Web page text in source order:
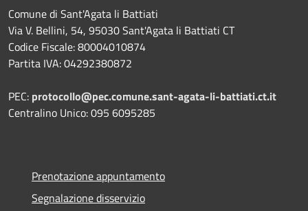
Comune di Sant'Agata li Battiati
Via V. Bellini, 54, 95030 Sant'Agata li Battiati CT
Codice Fiscale: 80004010874
Partita IVA: 04292380872
PEC: protocollo@pec.comune.sant-agata-li-battiati.ct.it
Centralino Unico: 095 6095285
Prenotazione appuntamento
Segnalazione disservizio